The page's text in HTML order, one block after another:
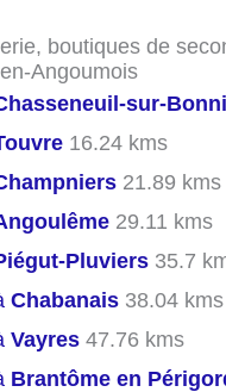
boutiques de
Angoumois
sur-
16.24 kms
21.89 kms
29.11 kms
Pluviers 35.7
Chabanais 38.04 kms
Vayres 47.76 kms
Brantôme en